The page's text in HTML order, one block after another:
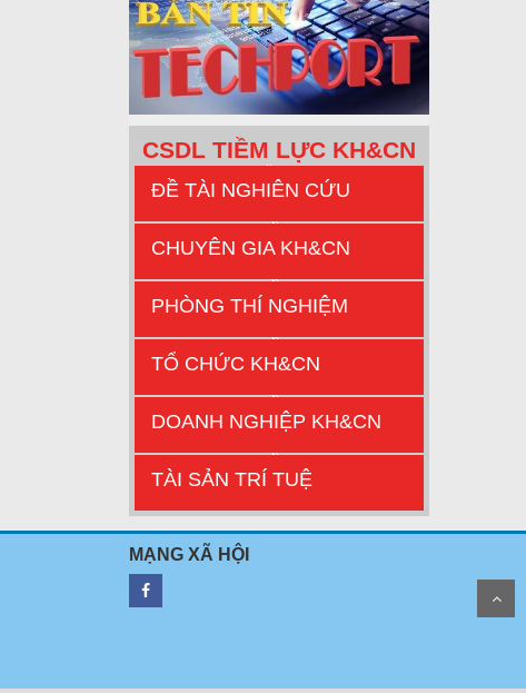
CSDL TIỀM LỰC KH&CN
ĐỀ TÀI NGHIÊN CỨU
CHUYÊN GIA KH&CN
PHÒNG THÍ NGHIỆM
TỔ CHỨC KH&CN
DOANH NGHIỆP KH&CN
TÀI SẢN TRÍ TUỆ
MẠNG XÃ HỘI